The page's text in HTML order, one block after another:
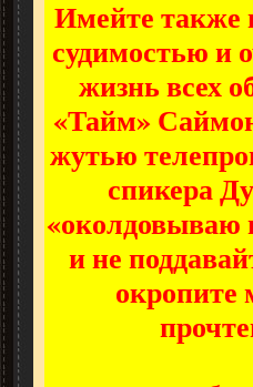
Имейте также
судимостью и
жизнь всех
«Тайм»
жутью
спикера
«околдовываю
и не
окропите